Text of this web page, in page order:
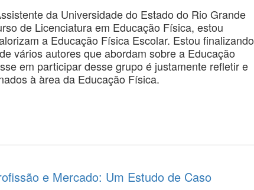
da Universidade do Estado do Rio Grande
de Licenciatura em Educação Física, estou
a Educação Física Escolar. Estou finalizando
vários autores que abordam sobre a Educação
em participar desse grupo é justamente refletir e
à àrea da Educação Física.
e Mercado: Um Estudo de Caso